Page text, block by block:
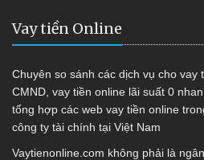
Vay tiền Online
Chuyên so sánh các dịch vụ cho vay
CMND, vay tiền online lãi suất 0
tổng hợp các web vay tiền online
công ty tài chính tại Việt Nam
Vaytienonline.com không phải là